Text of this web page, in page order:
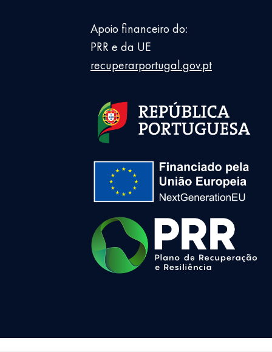
Apoio financeiro do:
PRR e da UE
recuperarportugal.gov.pt